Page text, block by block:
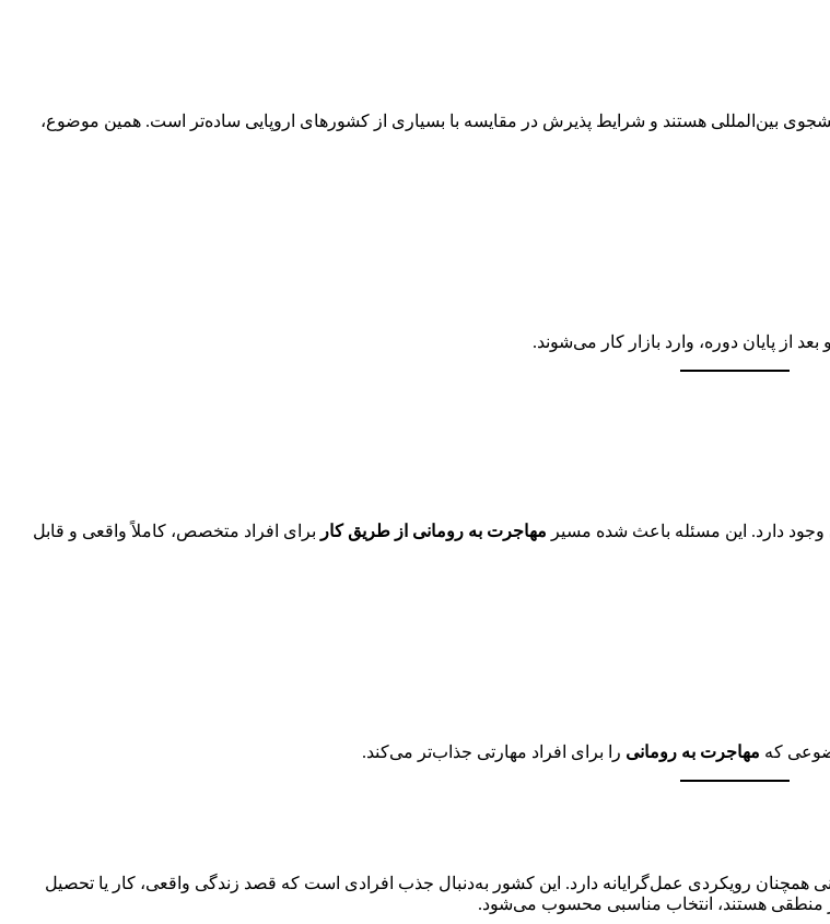
بین‌المللی هستند و شرایط پذیرش در مقایسه با بسیاری از کشورهای اروپایی ساده‌تر است. همین موضوع،
بعد از پایان دوره، وارد بازار کار می‌شوند.
دارد. این مسئله باعث شده مسیر مهاجرت به رومانی از طریق کار برای افراد متخصص، کاملاً واقعی و قابل
که مهاجرت به رومانی را برای افراد مهارتی جذاب‌تر می‌کند.
همچنان رویکردی عمل‌گرایانه دارد. این کشور به‌دنبال جذب افرادی است که قصد زندگی واقعی، کار یا تحصیل
منطقی هستند، انتخاب مناسبی محسوب می‌شود.